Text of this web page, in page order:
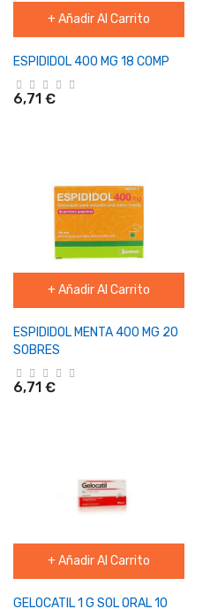
+ Añadir Al Carrito
ESPIDIDOL 400 MG 18 COMP
6,71 €
+ Añadir Al Carrito
ESPIDIDOL MENTA 400 MG 20
SOBRES
6,71 €
+ Añadir Al Carrito
GELOCATIL 1 G SOL ORAL 10